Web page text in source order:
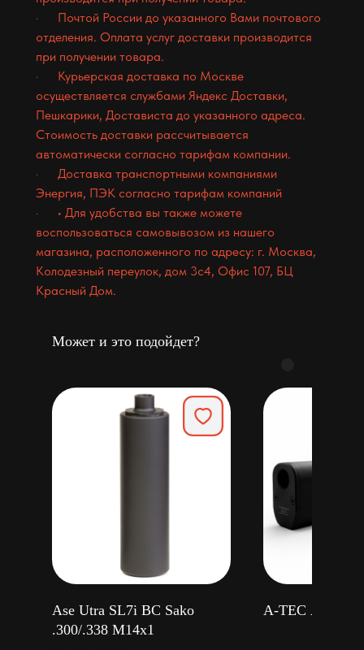
· Почтой России до указанного Вами почтового
отделения. Оплата услуг доставки производится
при получении товара.
· Курьерская доставка по Москве
осуществляется службами Яндекс Доставки,
Пешкарики, Достависта до указанного адреса.
Стоимость доставки рассчитывается
автоматически согласно тарифам компании.
· Доставка транспортными компаниями
Энергия, ПЭК согласно тарифам компаний
· • Для удобства вы также можете
воспользоваться самовывозом из нашего
магазина, расположенного по адресу: г. Москва,
Колодезный переулок, дом 3с4, Офис 107, БЦ
Красный Дом.
Может и это подойдет?
Ase Utra SL7i BC Sako
.300/.338 M14x1
A-TEC A12